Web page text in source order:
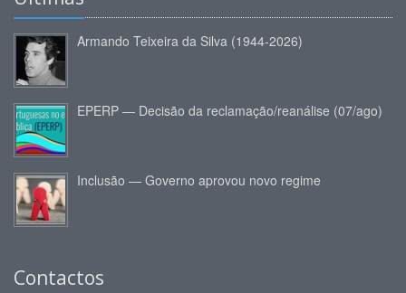
Armando Teixeira da Silva (1944-2026)
EPERP — Decisão da reclamação/reanálise (07/ago)
Inclusão — Governo aprovou novo regime
Contactos